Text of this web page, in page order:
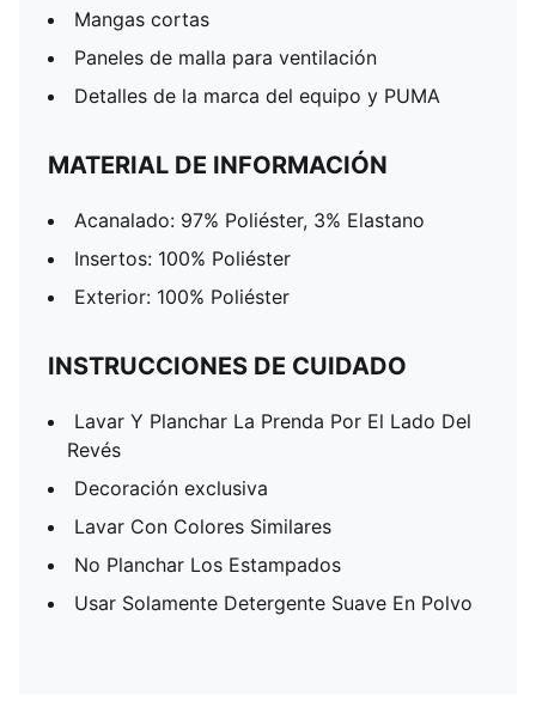
Mangas cortas
Paneles de malla para ventilación
Detalles de la marca del equipo y PUMA
MATERIAL DE INFORMACIÓN
Acanalado: 97% Poliéster, 3% Elastano
Insertos: 100% Poliéster
Exterior: 100% Poliéster
INSTRUCCIONES DE CUIDADO
Lavar Y Planchar La Prenda Por El Lado Del
Revés
Decoración exclusiva
Lavar Con Colores Similares
No Planchar Los Estampados
Usar Solamente Detergente Suave En Polvo